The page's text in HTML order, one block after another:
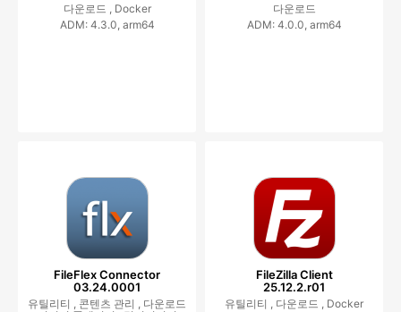
다운로드 , Docker
ADM: 4.3.0, arm64
다운로드
ADM: 4.0.0, arm64
FileFlex Connector
03.24.0001
유틸리티 , 콘텐츠 관리 , 다운로드
FileZilla Client
25.12.2.r01
유틸리티 , 다운로드 , Docker